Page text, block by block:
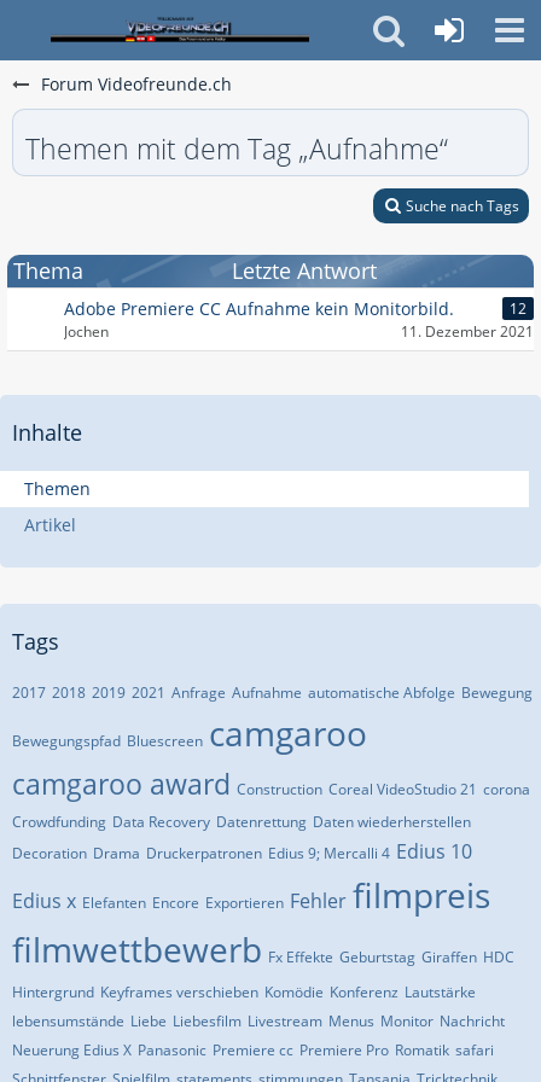
Forum Videofreunde.ch
Themen mit dem Tag „Aufnahme“
Suche nach Tags
Thema Letzte Antwort
Adobe Premiere CC Aufnahme kein Monitorbild.
12
Jochen
11. Dezember 2021
Inhalte
Themen
Artikel
Tags
2017 2018 2019 2021 Anfrage Aufnahme automatische Abfolge Bewegung
Bewegungspfad Bluescreen camgaroo
camgaroo award Construction Coreal VideoStudio 21 corona
Crowdfunding Data Recovery Datenrettung Daten wiederherstellen
Decoration Drama Druckerpatronen Edius 9; Mercalli 4 Edius 10
Edius x Elefanten Encore Exportieren Fehler filmpreis
filmwettbewerb Fx Effekte Geburtstag Giraffen HDC
Hintergrund Keyframes verschieben Komödie Konferenz Lautstärke
lebensumstände Liebe Liebesfilm Livestream Menus Monitor Nachricht
Neuerung Edius X Panasonic Premiere cc Premiere Pro Romatik safari